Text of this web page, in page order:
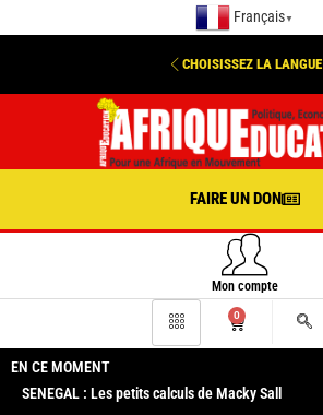
Français ▼
CHOISISSEZ LA LANGUE
FAIRE UN DON
Mon compte
0
EN CE MOMENT
SENEGAL : Les petits calculs de Macky Sall